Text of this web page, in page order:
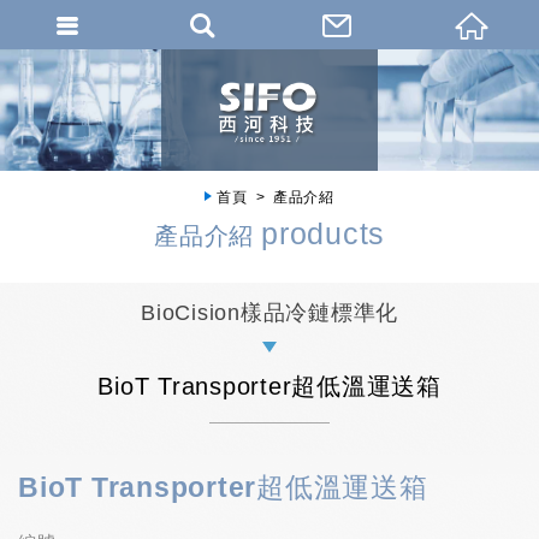
首頁 產品介紹
產品介紹 products
BioCision樣品冷鏈標準化
BioT Transporter超低溫運送箱
BioT Transporter超低溫運送箱